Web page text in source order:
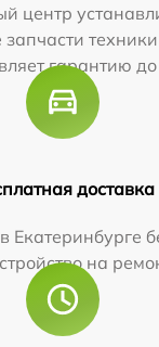
центр
гарантию до
доставка
Екатеринбурге
на